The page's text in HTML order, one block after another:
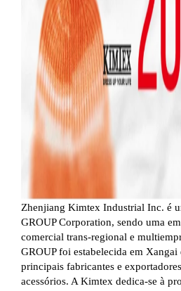
Zhenjiang Kimtex Industrial Inc. é
GROUP Corporation, sendo uma
comercial trans-regional e
GROUP foi estabelecida em
principais fabricantes e
acessórios. A Kimtex dedica-se à